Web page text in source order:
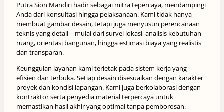
Putra Sion Mandiri hadir sebagai mitra tepercaya, mendampingi
Anda dari konsultasi hingga pelaksanaan. Kami tidak hanya
membuat gambar desain, tetapi juga menyusun perencanaan
teknis yang detail—mulai dari survei lokasi, analisis kebutuhan
ruang, orientasi bangunan, hingga estimasi biaya yang realistis
dan transparan.
Keunggulan layanan kami terletak pada sistem kerja yang
efisien dan terbuka. Setiap desain disesuaikan dengan karakter
proyek dan kondisi lapangan. Kami juga berkolaborasi dengan
kontraktor serta penyedia material terpercaya untuk
memastikan hasil akhir yang optimal tanpa pemborosan.